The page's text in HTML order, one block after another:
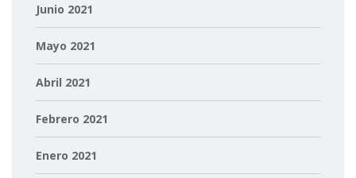
Junio 2021
Mayo 2021
Abril 2021
Febrero 2021
Enero 2021